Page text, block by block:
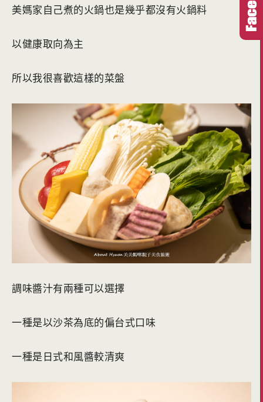
美媽家自己煮的火鍋也是幾乎都沒有火鍋料
以健康取向為主
所以我很喜歡這樣的菜盤
調味醬汁有兩種可以選擇
一種是以沙茶為底的偏台式口味
一種是日式和風醬較清爽